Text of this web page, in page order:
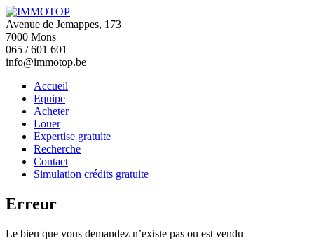
Avenue de Jemappes, 173
7000 Mons
065 / 601 601
info@immotop.be
Accueil
Equipe
Acheter
Louer
Expertise gratuite
Recherche
Contact
Simulation crédits gratuite
Erreur
Le bien que vous demandez n’existe pas ou est vendu